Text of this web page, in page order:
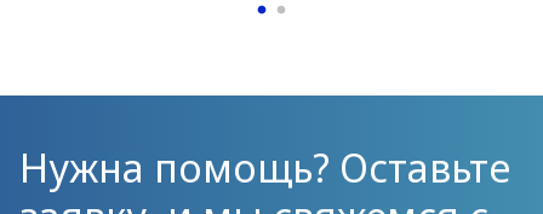
помочь вам в решении этих задач.
Нужна помощь? Оставьте